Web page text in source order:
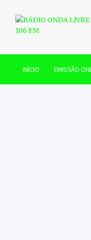
content
RÁDIO
INÍCIO EMISSÃO